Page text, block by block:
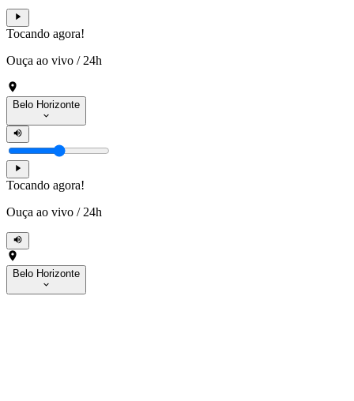
Tocando agora!
Ouça ao vivo / 24h
Belo Horizonte
Tocando agora!
Ouça ao vivo / 24h
Belo Horizonte